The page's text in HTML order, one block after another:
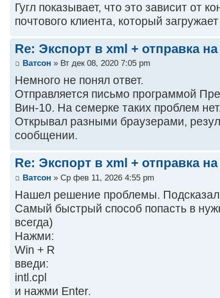
Гугл показывает, что это зависит от
почтового клиента, который
Re: Экспорт в xml + отправка
Ватсон » Вт дек 08, 2020 7:05 pm
Немного не понял ответ.
Отправляется письмо программой
Вин-10. На семерке таких проблем
Открывал разными браузерами,
сообщении.
Re: Экспорт в xml + отправка
Ватсон » Ср фев 11, 2026 4:55 pm
Нашел решение проблемы.
Самый быстрый способ попасть в
всегда)
Нажми:
Win + R
введи:
intl.cpl
и нажми Enter.